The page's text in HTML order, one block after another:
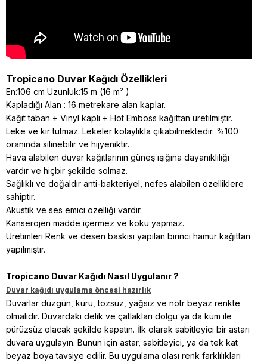
Tropicano Duvar Kağıdı Özellikleri
En:106 cm Uzunluk:15 m (16 m² )
Kapladığı Alan : 16 metrekare alan kaplar.
Kağıt taban + Vinyl kaplı + Hot Emboss kağıttan üretilmiştir.
Leke ve kir tutmaz. Lekeler kolaylıkla çıkabilmektedir. %100
oranında silinebilir ve hijyeniktir.
Hava alabilen duvar kağıtlarının güneş ışığına dayanıklılığı
vardır ve hiçbir şekilde solmaz.
Sağlıklı ve doğaldır anti-bakteriyel, nefes alabilen özelliklere
sahiptir.
Akustik ve ses emici özelliği vardır.
Kanserojen madde içermez ve koku yapmaz.
Üretimleri Renk ve desen baskısı yapılan birinci hamur kağıttan
yapılmıştır.
Tropicano Duvar Kağıdı Nasıl Uygulanır ?
Duvar kağıdı uygulama öncesi hazırlık
Duvarlar düzgün, kuru, tozsuz, yağsız ve nötr beyaz renkte
olmalıdır. Duvardaki delik ve çatlakları dolgu ya da kum ile
pürüzsüz olacak şekilde kapatın. İlk olarak sabitleyici bir astarı
duvara uygulayın. Bunun için astar, sabitleyici, ya da tek kat
beyaz boya tavsiye edilir. Bu uygulama olası renk farklılıkları